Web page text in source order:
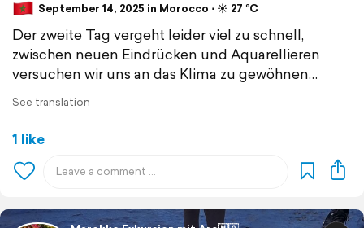
September 14, 2025 in Morocco ⋅ ☀️ 27 °C
Der zweite Tag vergeht leider viel zu schnell,
zwischen neuen Eindrücken und Aquarellieren
versuchen wir uns an das Klima zu gewöhnen…
See translation
1 like